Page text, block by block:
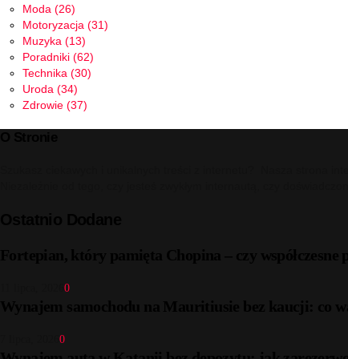
Moda (26)
Motoryzacja (31)
Muzyka (13)
Poradniki (62)
Technika (30)
Uroda (34)
Zdrowie (37)
0
0